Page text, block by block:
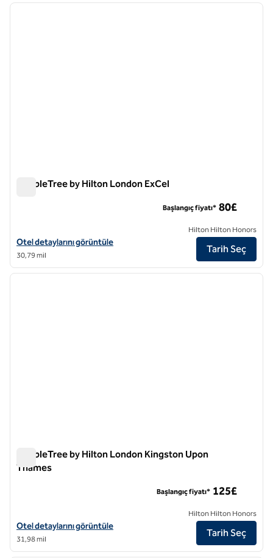
1 / 12
DoubleTree by Hilton London ExCel
DoubleTree by Hilton London ExCel için otel detaylarını görüntüleyin
Otel detaylarını görüntüle
30,79 mil
Başlangıç fiyatı* 80£
Hilton Hilton Honors
Tarih Seç
1/12
1 / 12
DoubleTree by Hilton London Kingston Upon
Thames
DoubleTree by Hilton London Kingston Upon Thames için otel
Otel detaylarını görüntüle
31,98 mil
Başlangıç fiyatı* 125£
Hilton Hilton Honors
Tarih Seç
1/12